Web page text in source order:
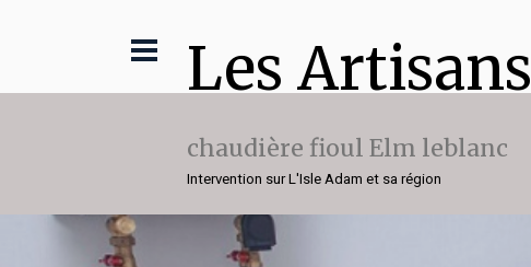
Les Artisans
chaudière fioul Elm leblanc
Intervention sur L'Isle Adam et sa région